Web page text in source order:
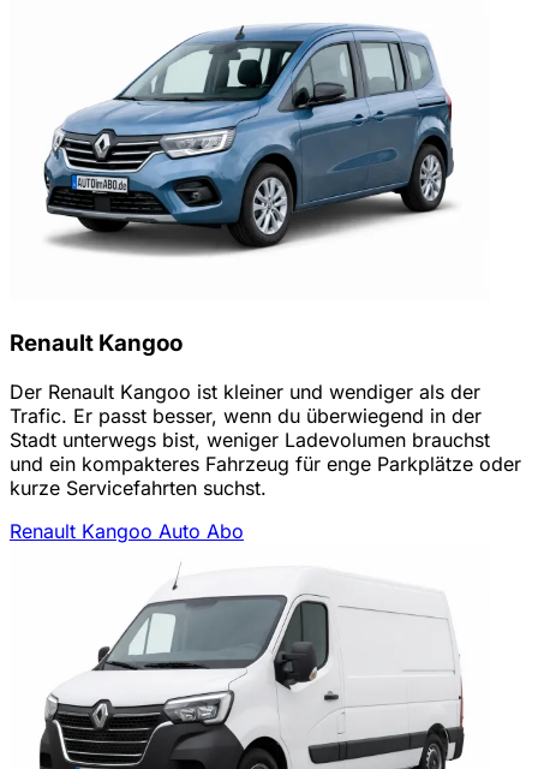
Renault Kangoo
Der Renault Kangoo ist kleiner und wendiger als der
Trafic. Er passt besser, wenn du überwiegend in der
Stadt unterwegs bist, weniger Ladevolumen brauchst
und ein kompakteres Fahrzeug für enge Parkplätze oder
kurze Servicefahrten suchst.
Renault Kangoo Auto Abo